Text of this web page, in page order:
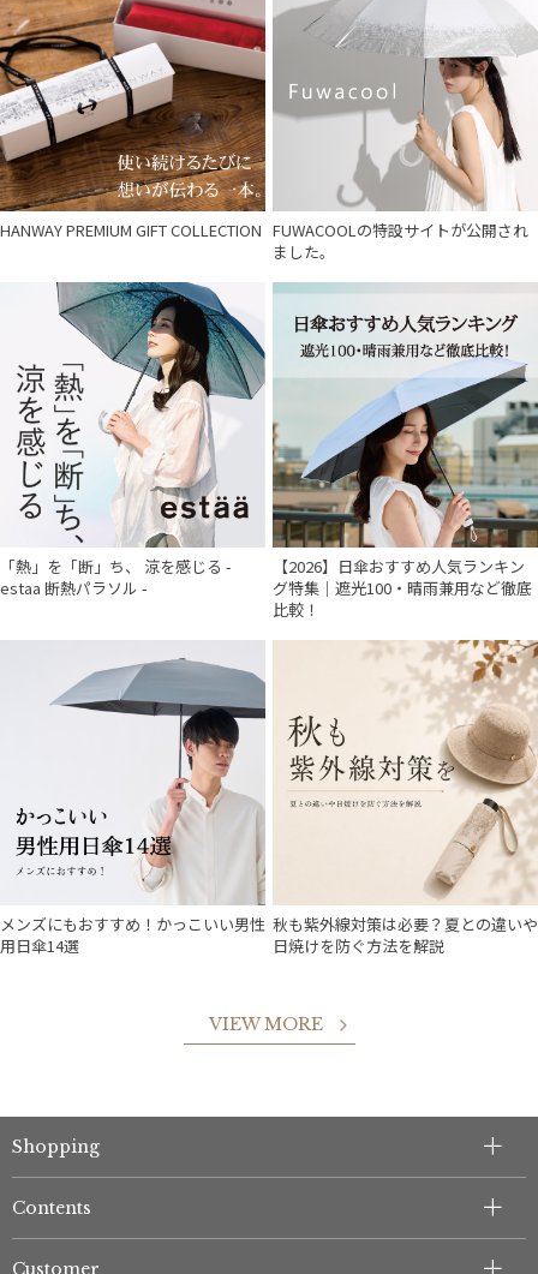
件
HANWAY PREMIUM GIFT COLLECTION FUWACOOLの特設サイトが公開され
ました。
「熱」を「断」ち、 涼を感じる -
estaa 断熱パラソル -
【2026】日傘おすすめ人気ランキン
グ特集｜遮光100・晴雨兼用など徹底
比較！
メンズにもおすすめ！かっこいい男性
用日傘14選
秋も紫外線対策は必要？夏との違いや
日焼けを防ぐ方法を解説
VIEW MORE
Shopping
Contents
Customer